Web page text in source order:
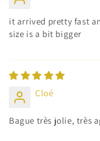
it arrived pretty fast
size is a bit bigger
Cloé
Bague très jolie, très